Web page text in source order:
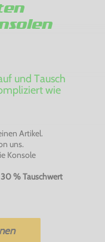
und Tausch
wie
Artikel.
uns.
Konsole
% Tauschwert